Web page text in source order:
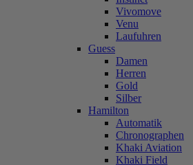
Vivomove
Venu
Laufuhren
Guess
Damen
Herren
Gold
Silber
Hamilton
Automatik
Chronographen
Khaki Aviation
Khaki Field